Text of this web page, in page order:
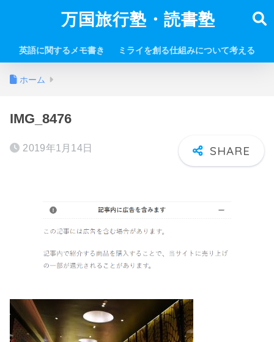
万国旅行塾・読書塾
英語に関するメモ書き ミライを創る仕組みについて考える
ホーム
IMG_8476
2019年1月14日